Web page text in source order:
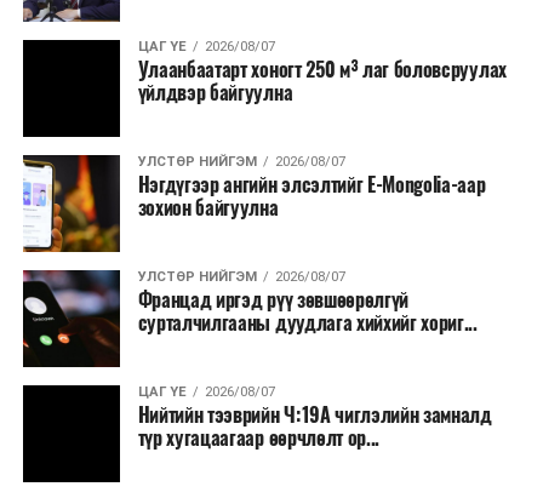
ЦАГ ҮЕ 2026/08/07
Улаанбаатарт хоногт 250 м³ лаг боловсруулах
үйлдвэр байгуулна
УЛСТӨР НИЙГЭМ 2026/08/07
Нэгдүгээр ангийн элсэлтийг E-Mongolia-аар
зохион байгуулна
УЛСТӨР НИЙГЭМ 2026/08/07
Францад иргэд рүү зөвшөөрөлгүй
сурталчилгааны дуудлага хийхийг хориг...
ЦАГ ҮЕ 2026/08/07
Нийтийн тээврийн Ч:19А чиглэлийн замналд
түр хугацаагаар өөрчлөлт ор...